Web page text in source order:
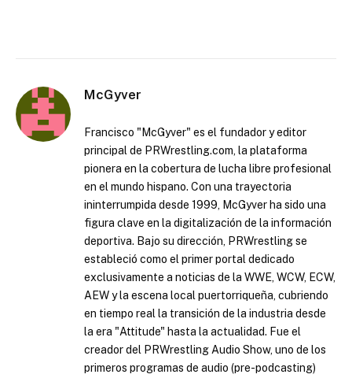
McGyver
Francisco "McGyver" es el fundador y editor
principal de PRWrestling.com, la plataforma
pionera en la cobertura de lucha libre profesional
en el mundo hispano. Con una trayectoria
ininterrumpida desde 1999, McGyver ha sido una
figura clave en la digitalización de la información
deportiva. Bajo su dirección, PRWrestling se
estableció como el primer portal dedicado
exclusivamente a noticias de la WWE, WCW, ECW,
AEW y la escena local puertorriqueña, cubriendo
en tiempo real la transición de la industria desde
la era "Attitude" hasta la actualidad. Fue el
creador del PRWrestling Audio Show, uno de los
primeros programas de audio (pre-podcasting)